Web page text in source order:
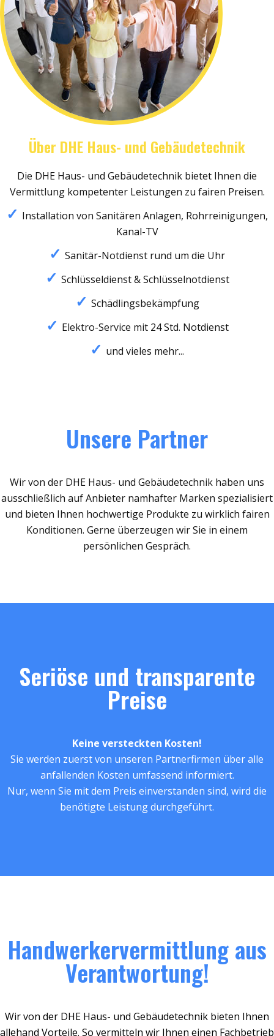
Über DHE Haus- und Gebäudetechnik
Die DHE Haus- und Gebäudetechnik bietet Ihnen die
Vermittlung kompetenter Leistungen zu fairen Preisen.
Installation von Sanitären Anlagen, Rohrreinigungen,
Kanal-TV
Sanitär-Notdienst rund um die Uhr
Schlüsseldienst & Schlüsselnotdienst
Schädlingsbekämpfung
Elektro-Service mit 24 Std. Notdienst
und vieles mehr...
Unsere Partner
Wir von der DHE Haus- und Gebäudetechnik haben uns
ausschließlich auf Anbieter namhafter Marken spezialisiert
und bieten Ihnen hochwertige Produkte zu wirklich fairen
Konditionen. Gerne überzeugen wir Sie in einem
persönlichen Gespräch.
Seriöse und transparente
Preise
Keine versteckten Kosten!
Sie werden zuerst von unseren Partnerfirmen über alle
anfallenden Kosten umfassend informiert.
Nur, wenn Sie mit dem Preis einverstanden sind, wird die
benötigte Leistung durchgeführt.
Handwerkervermittlung aus
Verantwortung!
Wir von der DHE Haus- und Gebäudetechnik bieten Ihnen
allehand Vorteile. So vermitteln wir Ihnen einen Fachbetrieb